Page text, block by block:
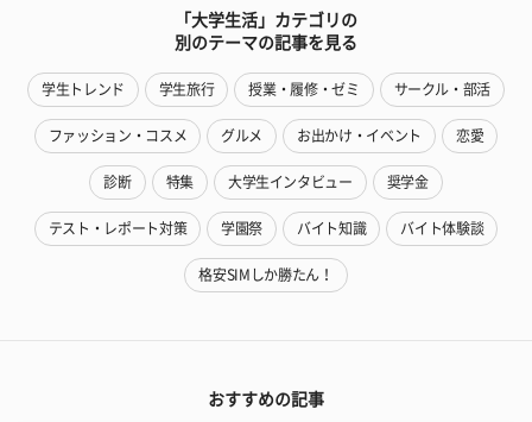
「大学生活」カテゴリの
別のテーマの記事を見る
学生トレンド 学生旅行 授業・履修・ゼミ サークル・部活
ファッション・コスメ グルメ お出かけ・イベント 恋愛
診断 特集 大学生インタビュー 奨学金
テスト・レポート対策 学園祭 バイト知識 バイト体験談
格安SIMしか勝たん！
おすすめの記事